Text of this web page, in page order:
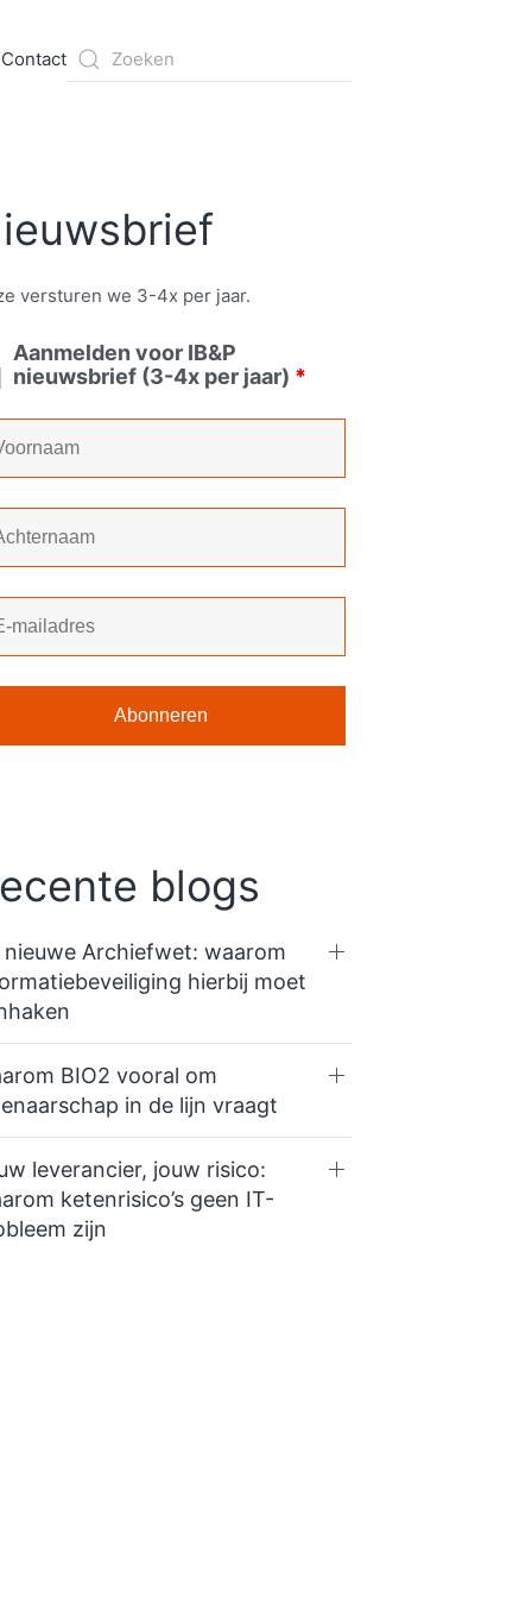
Contact
versturen we 3-4x per jaar.
Aanmelden voor IB&P
nieuwsbrief (3-4x per jaar) *
blogs
nieuwe Archiefwet: waarom
hierbij moet
BIO2 vooral om
in de lijn vraagt
leverancier, jouw risico:
ketenrisico’s geen IT-
zijn